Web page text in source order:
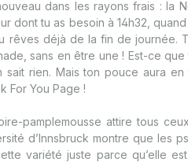
dans les rayons frais : la
dont tu as besoin à 14h32,
rêves déjà de la fin de journée.
sans en être une ! Est-ce
sait rien. Mais ton pouce aura
For You Page !
pamplemousse attire tous
d’Innsbruck montre que les
variété juste parce qu’elle